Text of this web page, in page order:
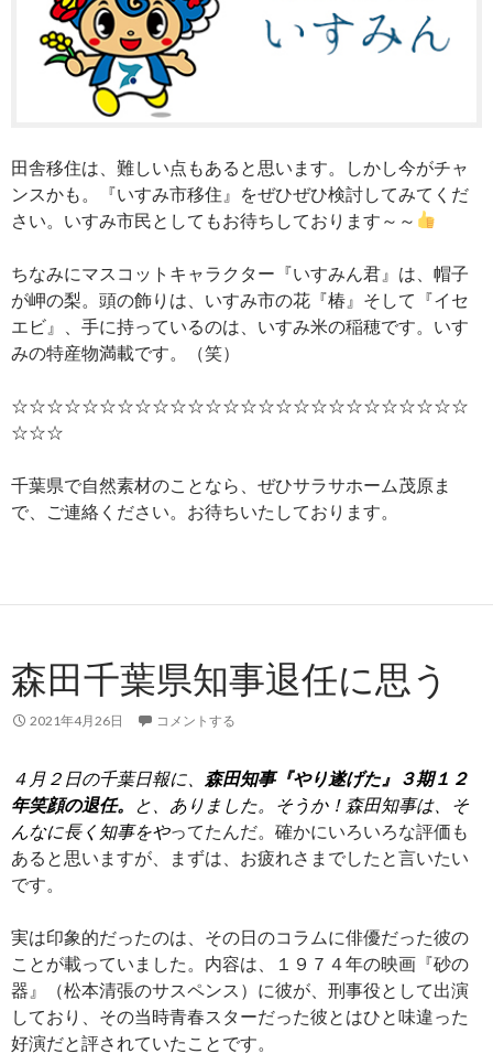
田舎移住は、難しい点もあると思います。しかし今がチャ
ンスかも。『いすみ市移住』をぜひぜひ検討してみてくだ
さい。いすみ市民としてもお待ちしております～～
ちなみにマスコットキャラクター『いすみん君』は、帽子
が岬の梨。頭の飾りは、いすみ市の花『椿』そして『イセ
エビ』、手に持っているのは、いすみ米の稲穂です。いす
みの特産物満載です。（笑）
☆☆☆☆☆☆☆☆☆☆☆☆☆☆☆☆☆☆☆☆☆☆☆☆☆☆
☆☆☆
千葉県で自然素材のことなら、ぜひサラサホーム茂原ま
で、ご連絡ください。お待ちいたしております。
森田千葉県知事退任に思う
2021年4月26日 コメントする
４月２日の千葉日報に、
森田知事『やり遂げた』３期１２
年笑顔の退任。
と、ありました。そうか！森田知事は、そ
んなに長く知事をやってたんだ。確かにいろいろな評価も
あると思いますが、まずは、お疲れさまでしたと言いたい
です。
実は印象的だったのは、その日のコラムに俳優だった彼の
ことが載っていました。内容は、１９７４年の映画『砂の
器』（松本清張のサスペンス）に彼が、刑事役として出演
しており、その当時青春スターだった彼とはひと味違った
好演だと評されていたことです。